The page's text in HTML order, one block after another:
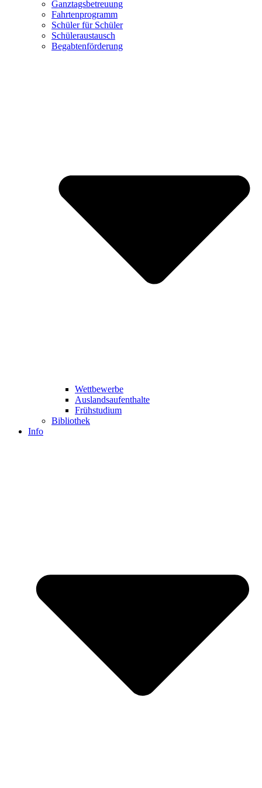
Ganztagsbetreuung
Fahrtenprogramm
Schüler für Schüler
Schüleraustausch
Begabtenförderung
Wettbewerbe
Auslandsaufenthalte
Frühstudium
Bibliothek
Info